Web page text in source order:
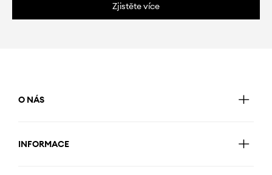
Zjistěte více
O NÁS
INFORMACE